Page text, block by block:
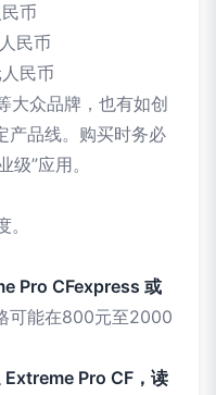
币
民币
民币
大众品牌，也有如创
产品线。购买时务必
级”应用。
Pro CFexpress 或
可能在800元至2000
Pro CF，读